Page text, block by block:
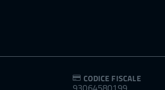
CODICE FISCALE